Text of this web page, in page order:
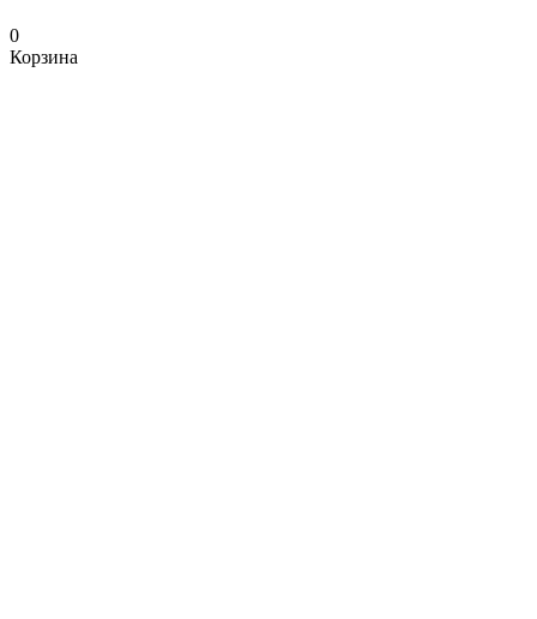
0
Корзина